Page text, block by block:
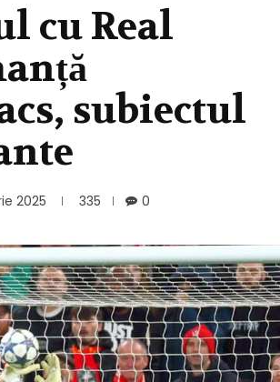
cu Real
subiectul
2025 335 0